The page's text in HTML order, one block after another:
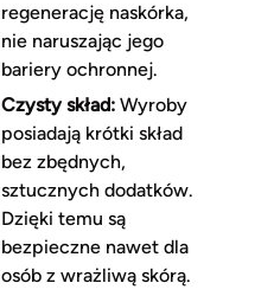
regenerację naskórka,
nie naruszając jego
bariery ochronnej.
Czysty skład:Wyroby
posiadają krótki skład
bez zbędnych,
sztucznych dodatków.
Dzięki temu są
bezpieczne nawet dla
osób z wrażliwą skórą.